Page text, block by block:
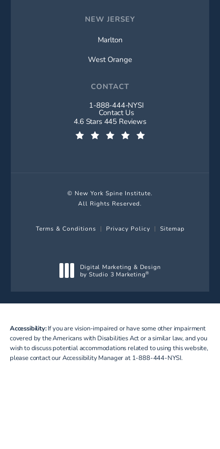
NEW JERSEY
Marlton
West Orange
CONTACT
Call New York Spine Institute on
1-888-444-NYSI
Contact Us
New York Spine Institute reviews:
4.6 Stars 445 Reviews
© New York Spine Institute.
All Rights Reserved.
Terms & Conditions Privacy Policy Sitemap
Digital Marketing & Design
by Studio 3 Marketing®
Accessibility:If you are vision-impaired or have some other impairment
covered by the Americans with Disabilities Act or a similar law, and you
wish to discuss potential accommodations related to using this website,
please contact our Accessibility Manager at 1-888-444-NYSI.